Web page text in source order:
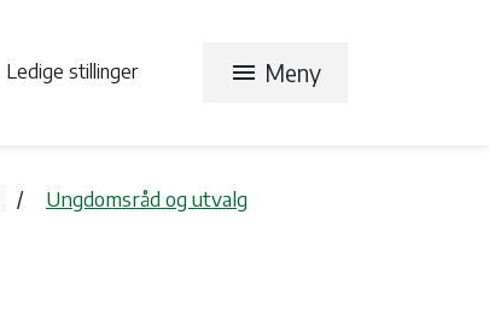
Ledige stillinger menu Meny
Ungdomsråd og utvalg